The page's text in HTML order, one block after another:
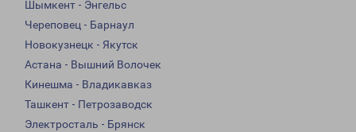
Шымкент - Энгельс
Череповец - Барнаул
Новокузнецк - Якутск
Астана - Вышний Волочек
Кинешма - Владикавказ
Ташкент - Петрозаводск
Электросталь - Брянск